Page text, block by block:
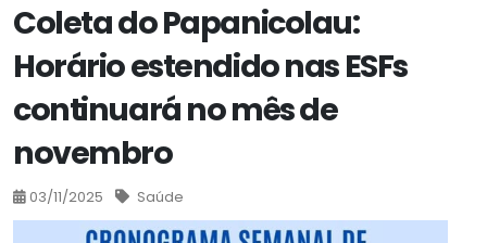
Coleta do Papanicolau:
Horário estendido nas ESFs
continuará no mês de
novembro
03/11/2025 Saúde